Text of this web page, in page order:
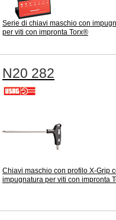
Serie di chiavi maschio con
per viti con impronta Torx®
N20 282
Chiavi maschio con profilo X-Grip
impugnatura per viti con impronta